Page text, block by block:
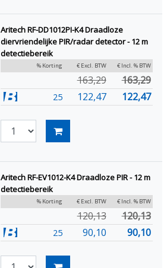
Aritech RF-DD1012PI-K4 Draadloze
diervriendelijke PIR/radar detector - 12 m
detectiebereik
% Korting € Excl. BTW € Incl. % BTW
163,29 163,29
25 122,47 122,47
Aritech RF-EV1012-K4 Draadloze PIR - 12 m
detectiebereik
% Korting € Excl. BTW € Incl. % BTW
120,13 120,13
25 90,10 90,10